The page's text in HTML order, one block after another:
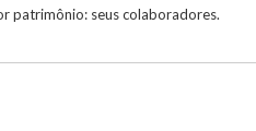
patrimônio: seus colaboradores.